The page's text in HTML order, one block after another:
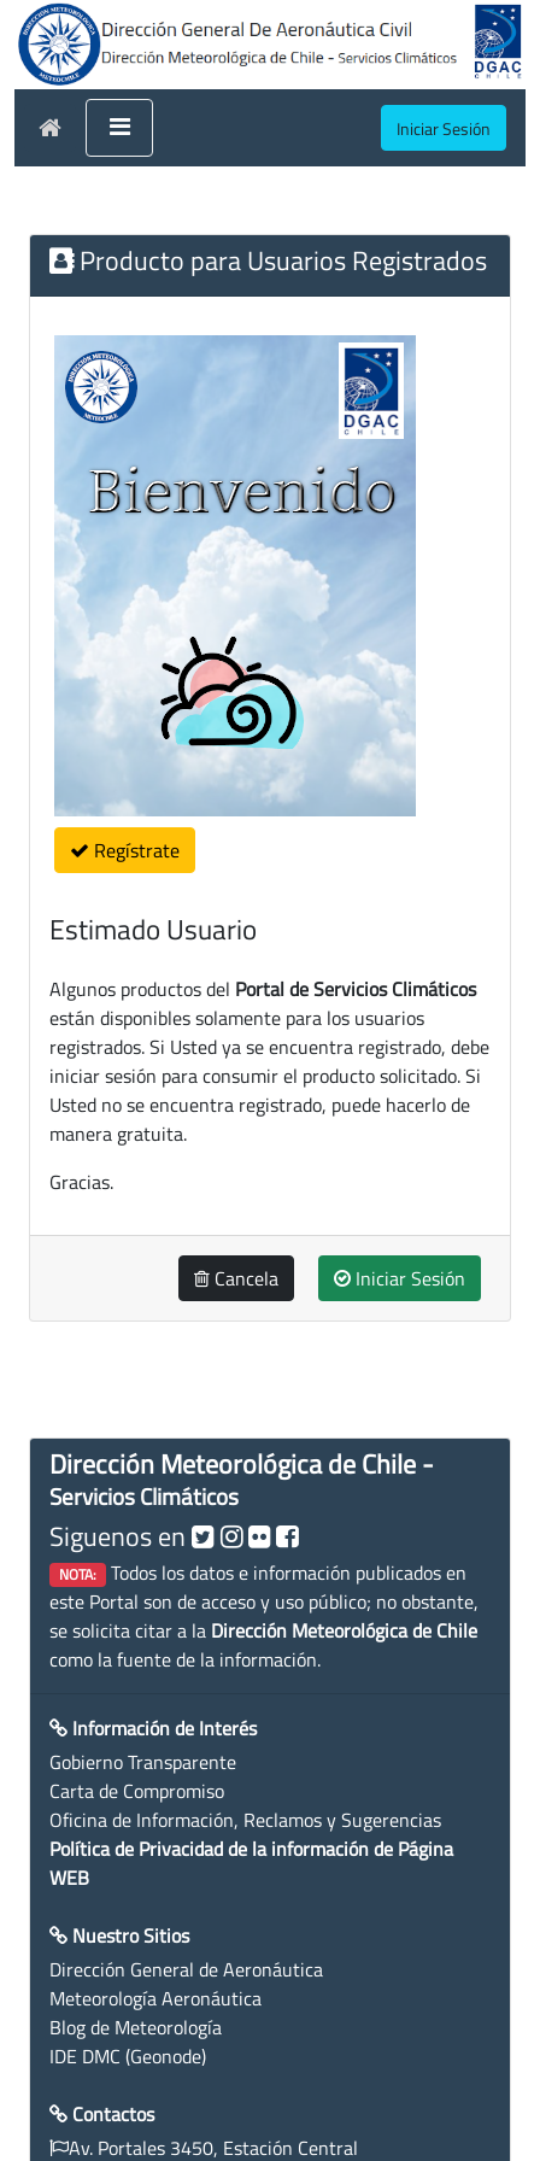
Iniciar Sesión
Producto para Usuarios Registrados
Regístrate
Estimado Usuario
Algunos productos del Portal de Servicios Climáticos
están disponibles solamente para los usuarios
registrados. Si Usted ya se encuentra registrado, debe
iniciar sesión para consumir el producto solicitado. Si
Usted no se encuentra registrado, puede hacerlo de
manera gratuita.
Gracias.
Cancela Iniciar Sesión
Dirección Meteorológica de Chile -
Servicios Climáticos
Siguenos en
NOTA: Todos los datos e información publicados en
este Portal son de acceso y uso público; no obstante,
se solicita citar a la Dirección Meteorológica de Chile
como la fuente de la información.
Información de Interés
Gobierno Transparente
Carta de Compromiso
Oficina de Información, Reclamos y Sugerencias
Política de Privacidad de la información de Página
WEB
Nuestro Sitios
Dirección General de Aeronáutica
Meteorología Aeronáutica
Blog de Meteorología
IDE DMC (Geonode)
Contactos
Av. Portales 3450, Estación Central